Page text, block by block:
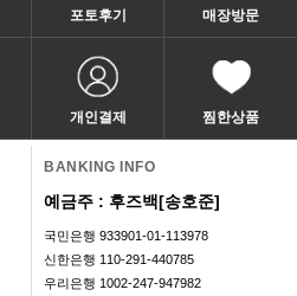
포토후기 매장방문
개인결제 찜한상품
BANKING INFO
예금주 : 후즈백[송호준]
국민은행 933901-01-113978
신한은행 110-291-440785
우리은행 1002-247-947982